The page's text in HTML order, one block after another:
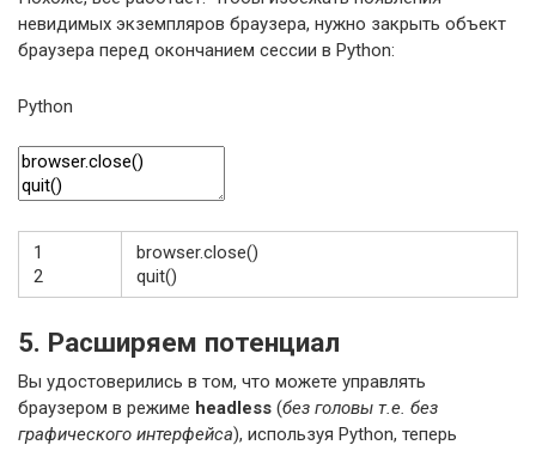
невидимых экземпляров браузера, нужно закрыть объект
браузера перед окончанием сессии в Python:
Python
1
2
browser.close()
quit()
5. Расширяем потенциал
Вы удостоверились в том, что можете управлять
браузером в режиме headless (без головы т.е. без
графического интерфейса), используя Python, теперь